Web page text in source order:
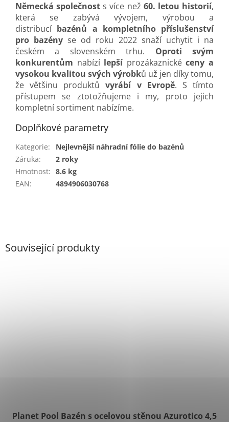
Související produkty
Planet Pool Bazén s ocelovou stěnou Azurotico 4,5
Německá společnost s více než 60. letou historií,
která se zabývá vývojem, výrobou a
distribucí bazénů a kompletního příslušenství
pro bazény se od roku 2022 snaží uchytit i na
českém a slovenském trhu. Oproti svým
konkurentům nabízí lepšíprozákaznickéceny a
vysokou kvalitou svých výrobků už jen díky tomu,
že většinu produktůvyrábí v Evropě. S tímto
přístupem se ztotožňujeme i my, proto jejich
kompletní sortiment nabízíme.
Doplňkové parametry
Kategorie:
Nejlevnější náhradní fólie do bazénů
Záruka:
2 roky
Hmotnost: 8.6 kg
EAN: 4894906030768